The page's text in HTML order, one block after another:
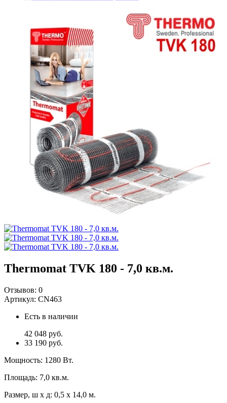
Thermomat TVK 180 - 7,0 кв.м.
Отзывов: 0
Артикул: CN463
Есть в наличии
42 048 руб.
33 190 руб.
Мощность: 1280 Вт.
Площадь: 7,0 кв.м.
Размер, ш х д: 0,5 х 14,0 м.